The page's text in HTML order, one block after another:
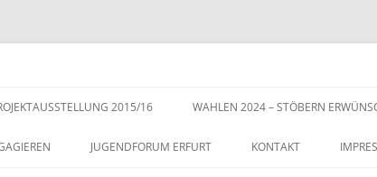
Inhalt
2015/16 WAHLEN 2024 – STÖBERN
JUGENDFORUM ERFURT KONTAKT